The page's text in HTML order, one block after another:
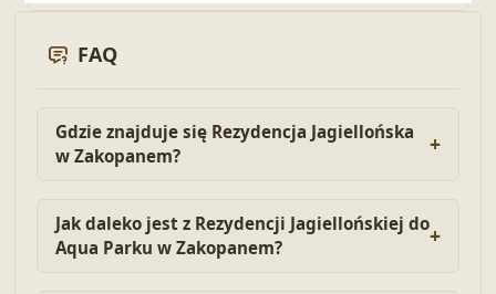
FAQ
Gdzie znajduje się Rezydencja Jagiellońska
w Zakopanem?
Jak daleko jest z Rezydencji Jagiellońskiej do
Aqua Parku w Zakopanem?